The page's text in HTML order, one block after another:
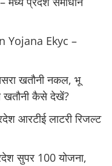
Yojana Ekyc –
खतौनी नकल, भू
खतौनी कैसे देखें?
आरटीई लाटरी रिजल्ट
सुपर 100 योजना,